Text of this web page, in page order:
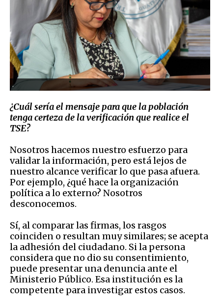
.
¿Cuál sería el mensaje para que la población
tenga certeza de la verificación que realice el
TSE?
Nosotros hacemos nuestro esfuerzo para
validar la información, pero está lejos de
nuestro alcance verificar lo que pasa afuera.
Por ejemplo, ¿qué hace la organización
política a lo externo? Nosotros
desconocemos.
Sí, al comparar las firmas, los rasgos
coinciden o resultan muy similares; se acepta
la adhesión del ciudadano. Si la persona
considera que no dio su consentimiento,
puede presentar una denuncia ante el
Ministerio Público. Esa institución es la
competente para investigar estos casos.